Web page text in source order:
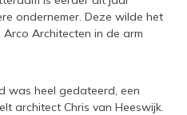
ondernemer. Deze wilde het
Architecten in de arm
was heel gedateerd, een
architect Chris van Heeswijk.